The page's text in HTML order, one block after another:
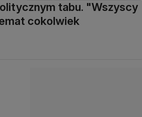
tabu. "Wszyscy
cokolwiek